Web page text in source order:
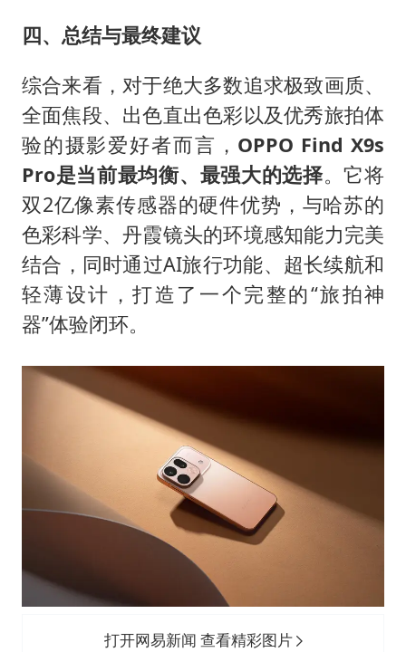
四、总结与最终建议
综合来看，对于绝大多数追求极致画质、
全面焦段、出色直出色彩以及优秀旅拍体
验的摄影爱好者而言， OPPO Find X9s
Pro是当前最均衡、最强大的选择。它将
双2亿像素传感器的硬件优势，与哈苏的
色彩科学、丹霞镜头的环境感知能力完美
结合，同时通过AI旅行功能、超长续航和
轻薄设计，打造了一个完整的“旅拍神
器”体验闭环。
打开网易新闻 查看精彩图片